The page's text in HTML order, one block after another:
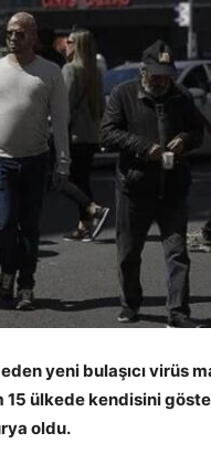
yeni bulaşıcı virüs
15 ülkede kendisini
oldu.